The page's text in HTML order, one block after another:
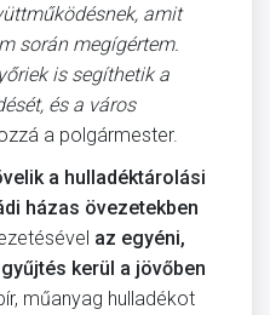
amit
során megígértem.
is segíthetik a
és a város
a polgármester.
a hulladéktárolási
házas övezetekben
az egyéni,
kerül a jövőben
műanyag hulladékot